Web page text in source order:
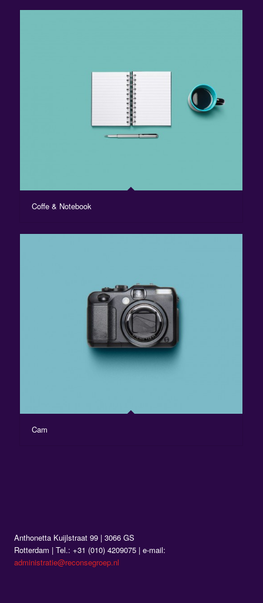
Coffe & Notebook
Cam
Anthonetta Kuijlstraat 99 | 3066 GS
Rotterdam | Tel.: +31 (010) 4209075 | e-mail:
administratie@reconsegroep.nl